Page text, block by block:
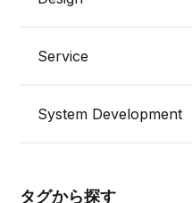
Service
System Development
タグから探す